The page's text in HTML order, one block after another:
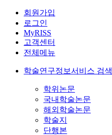
회원가입
로그인
MyRISS
고객센터
전체메뉴
학술연구정보서비스 검색
학위논문
국내학술논문
해외학술논문
학술지
단행본